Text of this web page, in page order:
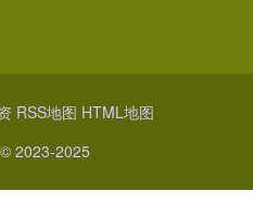
RSS地图 HTML地图
© 2023-2025